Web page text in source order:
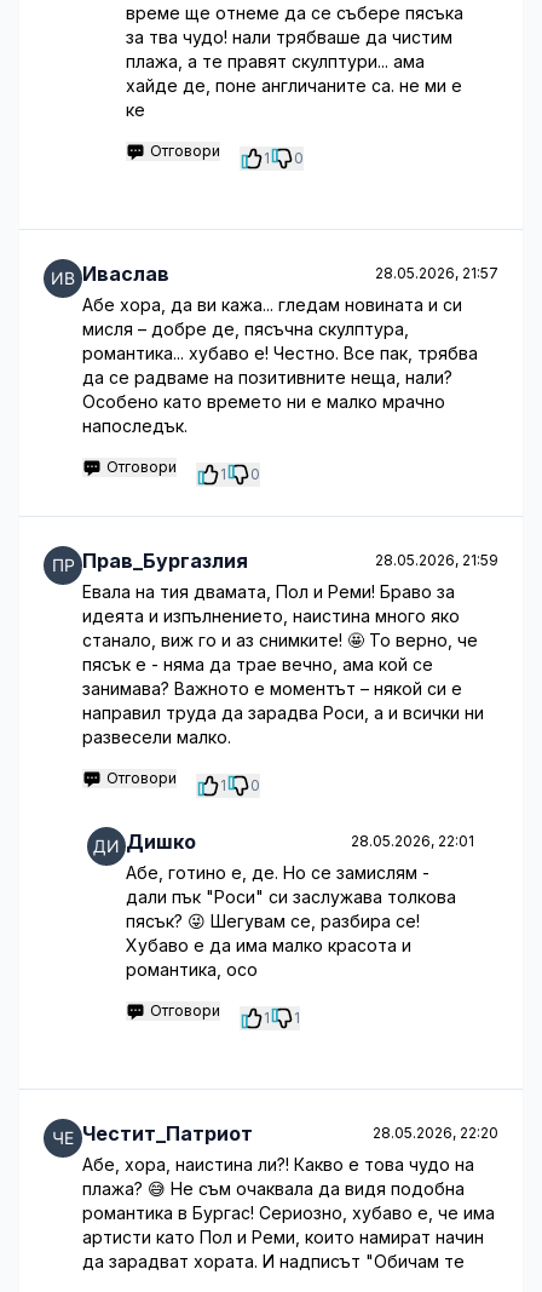
време ще отнеме да се събере пясъка
за тва чудо! нали трябваше да чистим
плажа, а те правят скулптури... ама
хайде де, поне англичаните са. не ми е
ке
Отговори 1 0
Иваслав 28.05.2026, 21:57
Абе хора, да ви кажа... гледам новината и си
мисля – добре де, пясъчна скулптура,
романтика... хубаво е! Честно. Все пак, трябва
да се радваме на позитивните неща, нали?
Особено като времето ни е малко мрачно
напоследък.
Отговори 1 0
Прав_Бургазлия 28.05.2026, 21:59
Евала на тия двамата, Пол и Реми! Браво за
идеята и изпълнението, наистина много яко
станало, виж го и аз снимките! 🤩 То верно, че
пясък е - няма да трае вечно, ама кой се
занимава? Важното е моментът – някой си е
направил труда да зарадва Роси, а и всички ни
развесели малко.
Отговори 1 0
Дишко 28.05.2026, 22:01
Абе, готино е, де. Но се замислям -
дали пък "Роси" си заслужава толкова
пясък? 😜 Шегувам се, разбира се!
Хубаво е да има малко красота и
романтика, осо
Отговори 1 1
Честит_Патриот 28.05.2026, 22:20
Абе, хора, наистина ли?! Какво е това чудо на
плажа? 😅 Не съм очаквала да видя подобна
романтика в Бургас! Сериозно, хубаво е, че има
артисти като Пол и Реми, които намират начин
да зарадват хората. И надписът "Обичам те